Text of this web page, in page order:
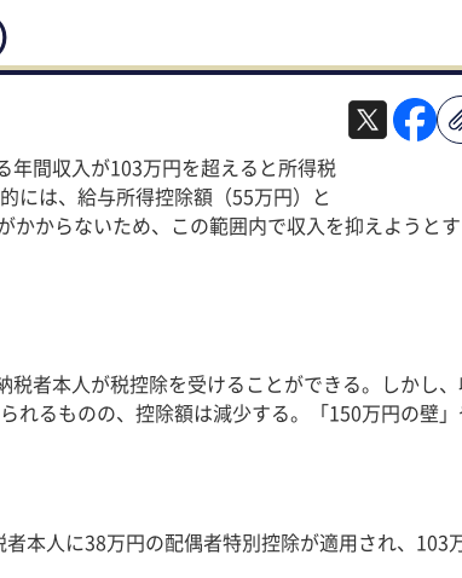
年間収入が103万円を超えると所得税
には、給与所得控除額（55万円）と
からないため、この範囲内で収入を抑えようと
者本人が税控除を受けることができる。しかし
るものの、控除額は減少する​。「150万円の壁」
本人に38万円の配偶者特別控除が適用され、103